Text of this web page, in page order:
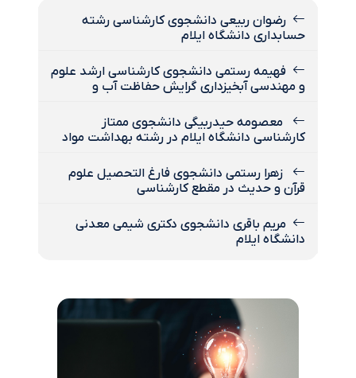
رضوان ربیعی دانشجوی کارشناسی رشته
حسابداری دانشگاه ایلام
فهیمه رستمی دانشجوی کارشناسی ارشد علوم
و مهندسی آبخیزداری گرایش حفاظت آب و
معصومه حیدربیگی دانشجوی ممتاز
کارشناسی دانشگاه ایلام در رشته بهداشت مواد
زهرا رستمی دانشجوی فارغ التحصیل علوم
قرآن و حدیث در مقطع کارشناسی
مریم باقری دانشجوی دکتری شیمی معدنی
دانشگاه ایلام